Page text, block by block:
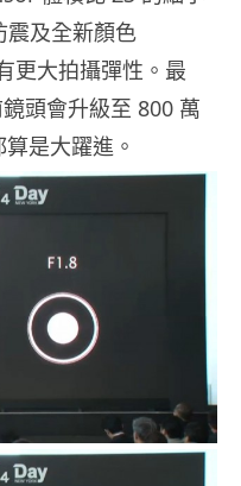
震及全新顏色
更大拍攝彈性。最
頭會升級至 800 萬
是大躍進。